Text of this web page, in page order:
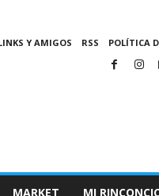
Y AMIGOS RSS POLÍTICA
MARKET MI